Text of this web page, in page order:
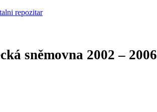
sněmovna 2002 – 2006